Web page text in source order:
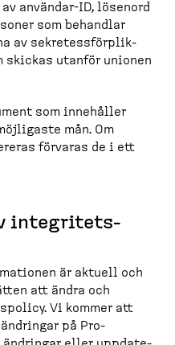
användar-​ID, lösenord
som behandlar
av sekretess­för­plik­
skickas utanför unionen
som innehåller
mån. Om
förvaras de i ett
integri­tets­
är aktuell och
att ändra och
Vi kommer att
på Pro-​